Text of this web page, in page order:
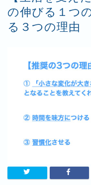
の伸びる１つ
る３つの理由